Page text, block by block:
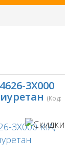
3Х000
(Код: